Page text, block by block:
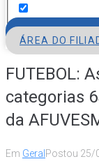
ÁREA DO
FUTEBOL:
categorias
da
Em Geral Postou 25/